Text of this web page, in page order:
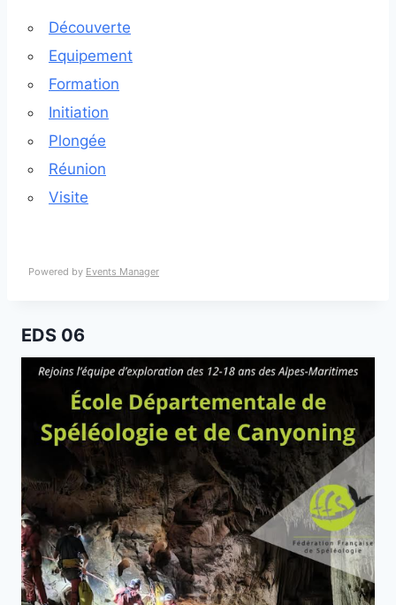
Découverte
Equipement
Formation
Initiation
Plongée
Réunion
Visite
Powered by Events Manager
EDS 06